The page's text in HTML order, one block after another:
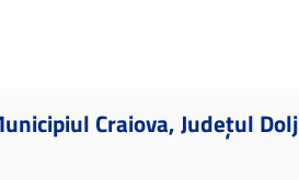
Craiova, Județul Dolj